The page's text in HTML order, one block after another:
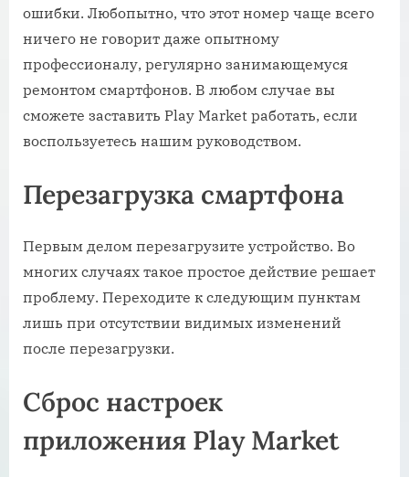
ошибки. Любопытно, что этот номер чаще всего
ничего не говорит даже опытному
профессионалу, регулярно занимающемуся
ремонтом смартфонов. В любом случае вы
сможете заставить Play Market работать, если
воспользуетесь нашим руководством.
Перезагрузка смартфона
Первым делом перезагрузите устройство. Во
многих случаях такое простое действие решает
проблему. Переходите к следующим пунктам
лишь при отсутствии видимых изменений
после перезагрузки.
Сброс настроек
приложения Play Market